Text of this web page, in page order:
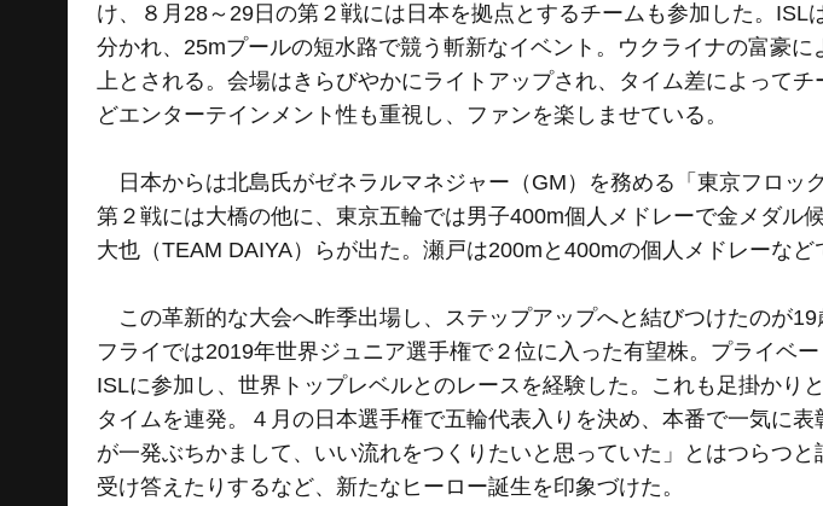
け、８月28～29日の第２戦には日本を拠点とするチームも参加した。ISL
分かれ、25mプールの短水路で競う斬新なイベント。ウクライナの富豪
上とされる。会場はきらびやかにライトアップされ、タイム差によって
どエンターテインメント性も重視し、ファンを楽しませている。
日本からは北島氏がゼネラルマネジャー（GM）を務める「東京フロッ
第２戦には大橋の他に、東京五輪では男子400m個人メドレーで金メダル
大也（TEAM DAIYA）らが出た。瀬戸は200mと400mの個人メドレーなど
この革新的な大会へ昨季出場し、ステップアップへと結びつけたのが
フライでは2019年世界ジュニア選手権で２位に入った有望株。プライベ
ISLに参加し、世界トップレベルとのレースを経験した。これも足掛かり
タイムを連発。４月の日本選手権で五輪代表入りを決め、本番で一気に
が一発ぶちかまして、いい流れをつくりたいと思っていた」とはつらつと
受け答えたりするなど、新たなヒーロー誕生を印象づけた。